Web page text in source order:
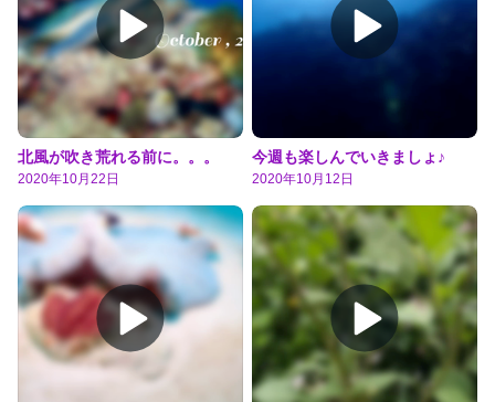
北風が吹き荒れる前に。。。
2020年10月22日
今週も楽しんでいきましょ♪
2020年10月12日